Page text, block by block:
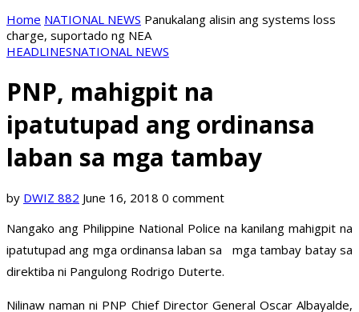
Home NATIONAL NEWS Panukalang alisin ang systems loss
charge, suportado ng NEA
HEADLINESNATIONAL NEWS
PNP, mahigpit na
ipatutupad ang ordinansa
laban sa mga tambay
by DWIZ 882 June 16, 2018 0 comment
Nangako ang Philippine National Police na kanilang mahigpit na
ipatutupad ang mga ordinansa laban sa mga tambay batay sa
direktiba ni Pangulong Rodrigo Duterte.
Nilinaw naman ni PNP Chief Director General Oscar Albayalde,